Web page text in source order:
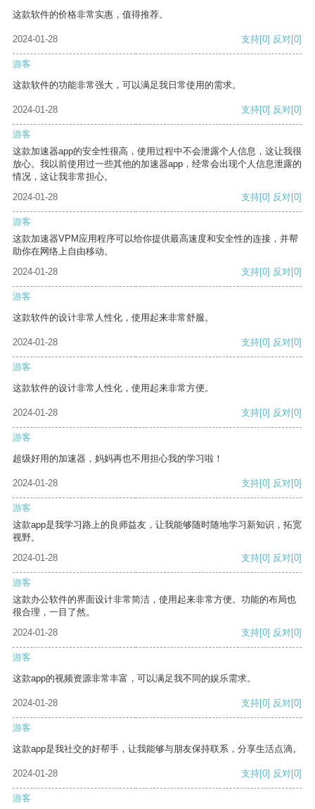
这款软件的价格非常实惠，值得推荐。
2024-01-28 支持[0] 反对[0]
游客
这款软件的功能非常强大，可以满足我日常使用的需求。
2024-01-28 支持[0] 反对[0]
游客
这款加速器app的安全性很高，使用过程中不会泄露个人信息，这让我很
放心。我以前使用过一些其他的加速器app，经常会出现个人信息泄露的
情况，这让我非常担心。
2024-01-28
支持[0] 反对[0]
游客
这款加速器VPM应用程序可以给你提供最高速度和安全性的连接，并帮
助你在网络上自由移动。
2024-01-28
支持[0] 反对[0]
游客
这款软件的设计非常人性化，使用起来非常舒服。
2024-01-28 支持[0] 反对[0]
游客
这款软件的设计非常人性化，使用起来非常方便。
2024-01-28 支持[0] 反对[0]
游客
超级好用的加速器，妈妈再也不用担心我的学习啦！
2024-01-28 支持[0] 反对[0]
游客
这款app是我学习路上的良师益友，让我能够随时随地学习新知识，拓宽
视野。
2024-01-28
支持[0] 反对[0]
游客
这款办公软件的界面设计非常简洁，使用起来非常方便。功能的布局也
很合理，一目了然。
2024-01-28
支持[0] 反对[0]
游客
这款app的视频资源非常丰富，可以满足我不同的娱乐需求。
2024-01-28 支持[0] 反对[0]
游客
这款app是我社交的好帮手，让我能够与朋友保持联系，分享生活点滴。
2024-01-28 支持[0] 反对[0]
游客